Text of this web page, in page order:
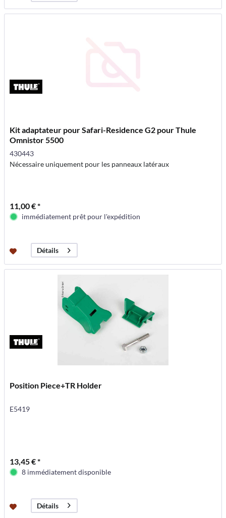
Kit adaptateur pour Safari-Residence G2 pour Thule
Omnistor 5500
430443
Nécessaire uniquement pour les panneaux latéraux
11,00 € *
immédiatement prêt pour l'expédition
Détails
Position Piece+TR Holder
E5419
13,45 € *
8 immédiatement disponible
Détails